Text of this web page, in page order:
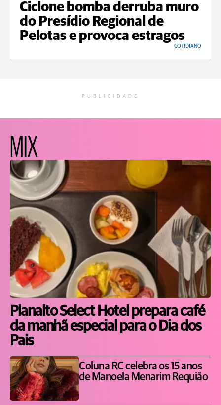
Ciclone bomba derruba muro
do Presídio Regional de
Pelotas e provoca estragos
COTIDIANO
PUBLICIDADE
MIX
Planalto Select Hotel prepara café
da manhã especial para o Dia dos
Pais
Coluna RC celebra os 15 anos
de Manoela Menarim Requião